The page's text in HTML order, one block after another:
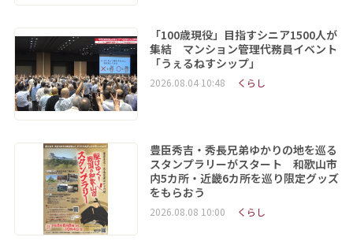
「100歳現役」目指すシニア1500人が
集結 マンション管理代務員イベント
「うぇるねすシップ」
2026.08.04 10:48 くらし
豊臣秀吉・秀長兄弟ゆかりの地を巡る
スタンプラリーがスタート 和歌山市
内5カ所・近畿6カ所を巡り限定グッズ
をもらおう
2026.08.08 10:00 くらし